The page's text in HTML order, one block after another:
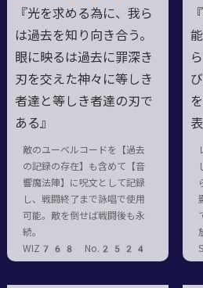
『光を求める為に、我ら
は過去を知り向き合う。
眼に映るは過去に罪深き
刃を交えた神々に等しき
者達と等しき者達の刃で
ある』
敵のユーベルコードを【過去
の記録の存在】も含めて【音
響魔法陣】に呪文として記録
し、戦闘終了まで詠唱で使用
可能。敵を倒せば戦闘後も永
続。
WIZ768 No.2524